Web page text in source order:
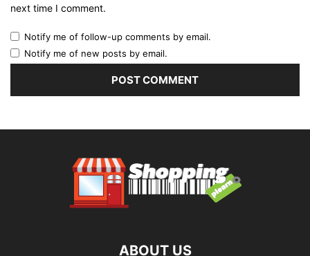
next time I comment.
Notify me of follow-up comments by email.
Notify me of new posts by email.
ABOUT US